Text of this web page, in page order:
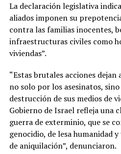
La declaración legislativa
aliados imponen su
contra las familias inocentes,
infraestructuras civiles como
viviendas”.
“Estas brutales acciones dejan
no solo por los asesinatos,
destrucción de sus medios de
Gobierno de Israel refleja una
guerra de exterminio, que se
genocidio, de lesa humanidad
de aniquilación”, denunciaron.